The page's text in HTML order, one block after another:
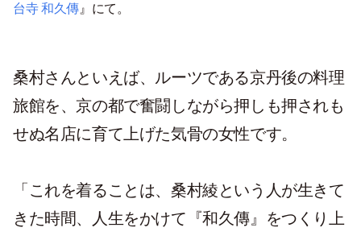
台寺 和久傳 』にて。
桑村さんといえば、ルーツである京丹後の料理
旅館を、京の都で奮闘しながら押しも押されも
せぬ名店に育て上げた気骨の女性です。
「これを着ることは、桑村綾という人が生きて
きた時間、人生をかけて『和久傳』をつくり上